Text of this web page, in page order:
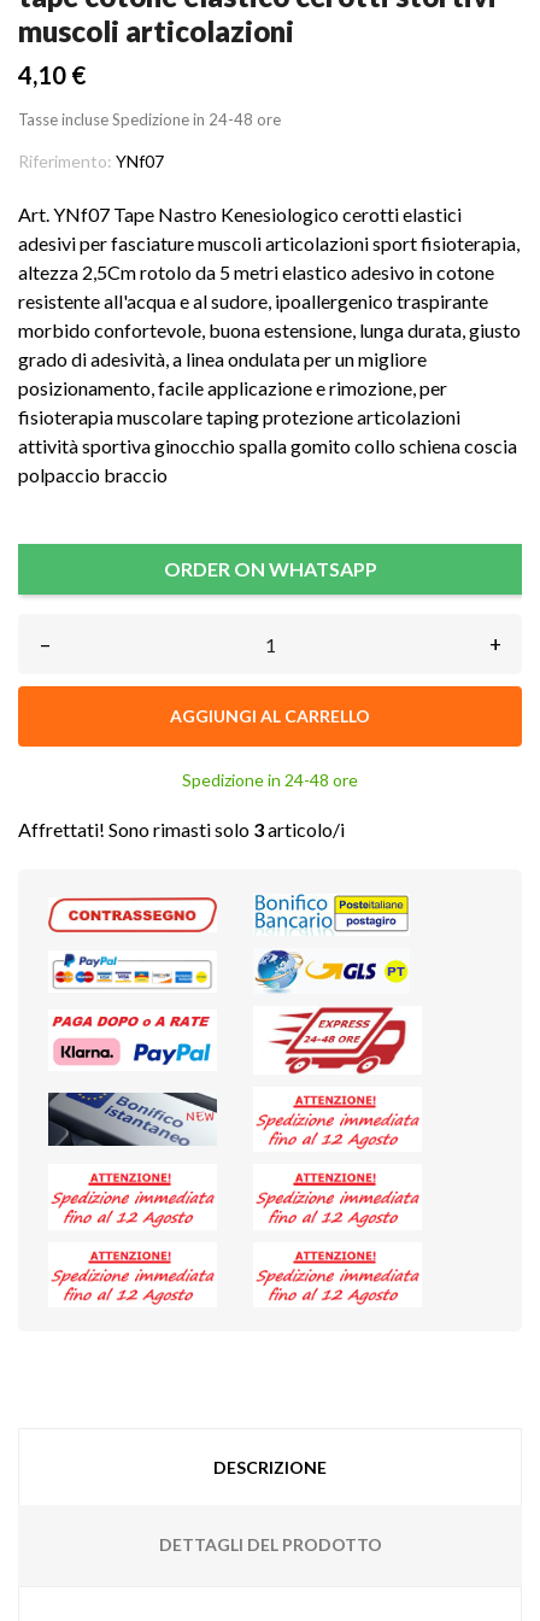
muscoli articolazioni
4,10 €
Tasse incluseSpedizione in 24-48 ore
Riferimento: YNf07
Art. YNf07 Tape Nastro Kenesiologico cerotti elastici
adesivi per fasciature muscoli articolazioni sport fisioterapia,
altezza 2,5Cm rotolo da 5 metri elastico adesivo in cotone
resistente all'acqua e al sudore, ipoallergenico traspirante
morbido confortevole, buona estensione, lunga durata, giusto
grado di adesività, a linea ondulata per un migliore
posizionamento, facile applicazione e rimozione, per
fisioterapia muscolare taping protezione articolazioni
attività sportiva ginocchio spalla gomito collo schiena coscia
polpaccio braccio
ORDER ON WHATSAPP
– +
AGGIUNGI AL CARRELLO
Spedizione in 24-48 ore
Affrettati! Sono rimasti solo 3articolo/i
DESCRIZIONE
DETTAGLI DEL PRODOTTO